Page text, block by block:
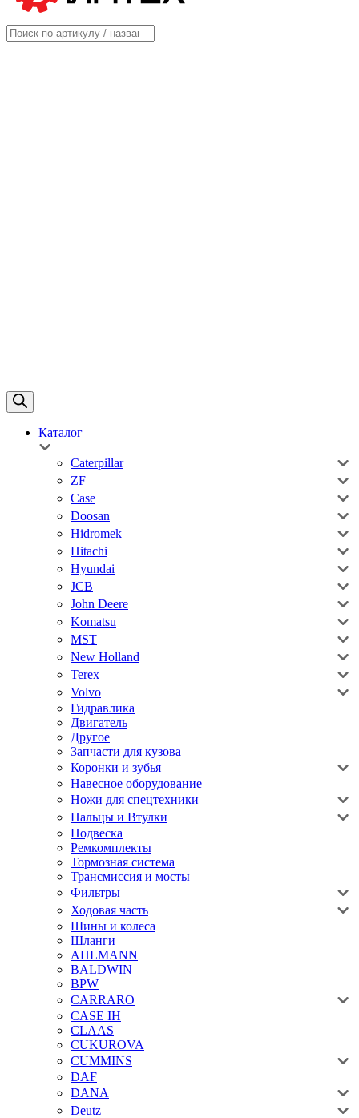
Каталог
Caterpillar
ZF
Case
Doosan
Hidromek
Hitachi
Hyundai
JCB
John Deere
Komatsu
MST
New Holland
Terex
Volvo
Гидравлика
Двигатель
Другое
Запчасти для кузова
Коронки и зубья
Навесное оборудование
Ножи для спецтехники
Пальцы и Втулки
Подвеска
Ремкомплекты
Тормозная система
Трансмиссия и мосты
Фильтры
Ходовая часть
Шины и колеса
Шланги
AHLMANN
BALDWIN
BPW
CARRARO
CASE IH
CLAAS
CUKUROVA
CUMMINS
DAF
DANA
Deutz